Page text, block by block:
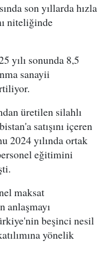
son yıllarda hızla
niteliğinde
yılı sonunda 8,5
sanayii
üretilen silahlı
satışını içeren
2024 yılında ortak
eğitimini
maksat
beşinci nesil
yönelik